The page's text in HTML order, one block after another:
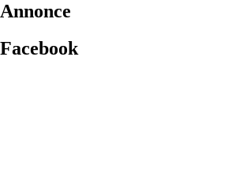
Annonce
Facebook